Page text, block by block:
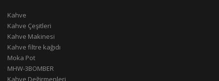
Kahve
Kahve Çeşitleri
Kahve Makinesi
Kahve filtre kağıdı
Moka Pot
MHW-3BOMBER
Kahve Değirmenleri